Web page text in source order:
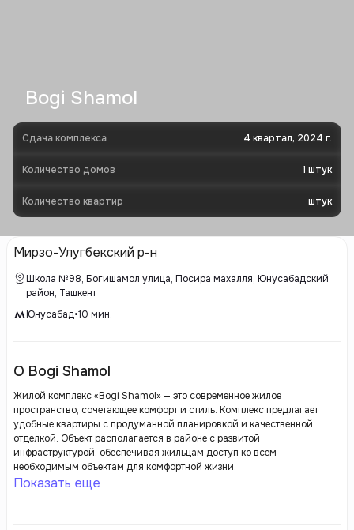
Bogi Shamol
Сдача комплекса 4 квартал, 2024 г.
Количество домов 1 штук
Количество квартир штук
Мирзо-Улугбекский р-н
Школа №98, Богишамол улица, Посира махалля, Юнусабадский
район, Ташкент
Юнусабад•10 мин.
О Bogi Shamol
Жилой комплекс «Bogi Shamol» — это современное жилое
пространство, сочетающее комфорт и стиль. Комплекс предлагает
удобные квартиры с продуманной планировкой и качественной
отделкой. Объект располагается в районе с развитой
инфраструктурой, обеспечивая жильцам доступ ко всем
необходимым объектам для комфортной жизни.
Показать еще